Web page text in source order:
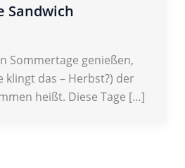
Sandwich
Sommertage genießen,
klingt das – Herbst?) der
heißt. Diese Tage […]